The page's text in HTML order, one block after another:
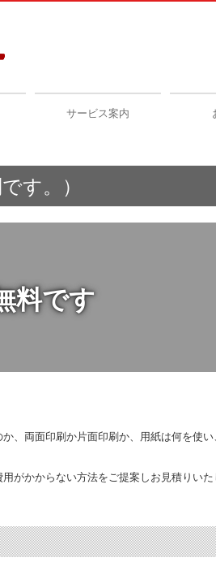
サービス案内
す。）
料です
、両面印刷か片面印刷か、用紙は何を使
がかからない方法をご提案しお見積りい